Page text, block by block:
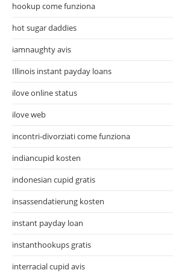
hookup come funziona
hot sugar daddies
iamnaughty avis
Illinois instant payday loans
ilove online status
ilove web
incontri-divorziati come funziona
indiancupid kosten
indonesian cupid gratis
insassendatierung kosten
instant payday loan
instanthookups gratis
interracial cupid avis